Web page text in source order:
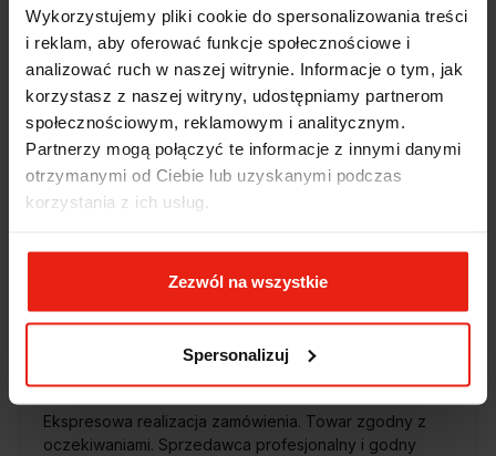
Wykorzystujemy pliki cookie do spersonalizowania treści
i reklam, aby oferować funkcje społecznościowe i
analizować ruch w naszej witrynie. Informacje o tym, jak
korzystasz z naszej witryny, udostępniamy partnerom
społecznościowym, reklamowym i analitycznym.
Partnerzy mogą połączyć te informacje z innymi danymi
otrzymanymi od Ciebie lub uzyskanymi podczas
korzystania z ich usług.
Zezwól na wszystkie
Spersonalizuj
Marcin zweryfikowano
5
Polecam szybko sprawnie dobrze zapakowane
Zostałem świetnie obsłużony. Brawa dla pracowników.
wczoraj
w tym tygodniu
5
Ekspresowa realizacja zamówienia. Towar zgodny z
oczekiwaniami. Sprzedawca profesjonalny i godny